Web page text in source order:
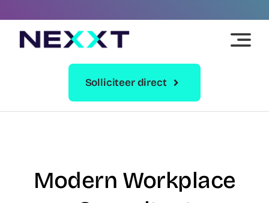
content
Solliciteer direct
Modern Workplace